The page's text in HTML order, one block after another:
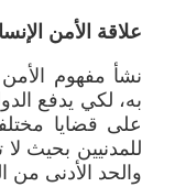
علاقة الأمن
نشأ مفهوم الأمن
به، لكي يدفع
على قضايا
للمدنيين بحيث
والحد الأدنى من